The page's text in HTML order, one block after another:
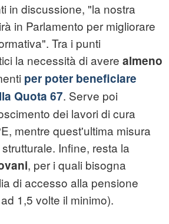
in discussione, "la nostra
in Parlamento per migliorare
Tra i punti
la necessità di avere almeno
per poter beneficiare
Quota 67. Serve poi
dei lavori di cura
mentre quest'ultima misura
Infine, resta la
, per i quali bisogna
di accesso alla pensione
1,5 volte il minimo).